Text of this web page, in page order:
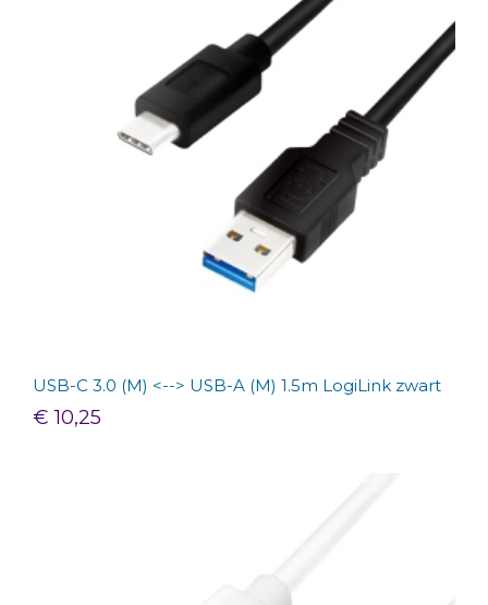
USB-C 3.0 (M) <--> USB-A (M) 1.5m LogiLink zwart
€ 10,25